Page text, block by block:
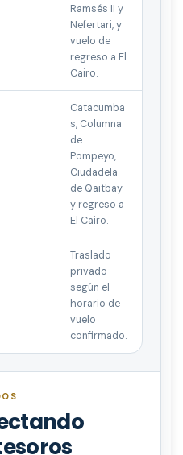
Ramsés II y
Nefertari, y
vuelo de
regreso a El
Cairo.
Catacumba
s, Columna
de
Pompeyo,
Ciudadela
de Qaitbay
y regreso a
El Cairo.
Traslado
privado
según el
horario de
vuelo
confirmado.